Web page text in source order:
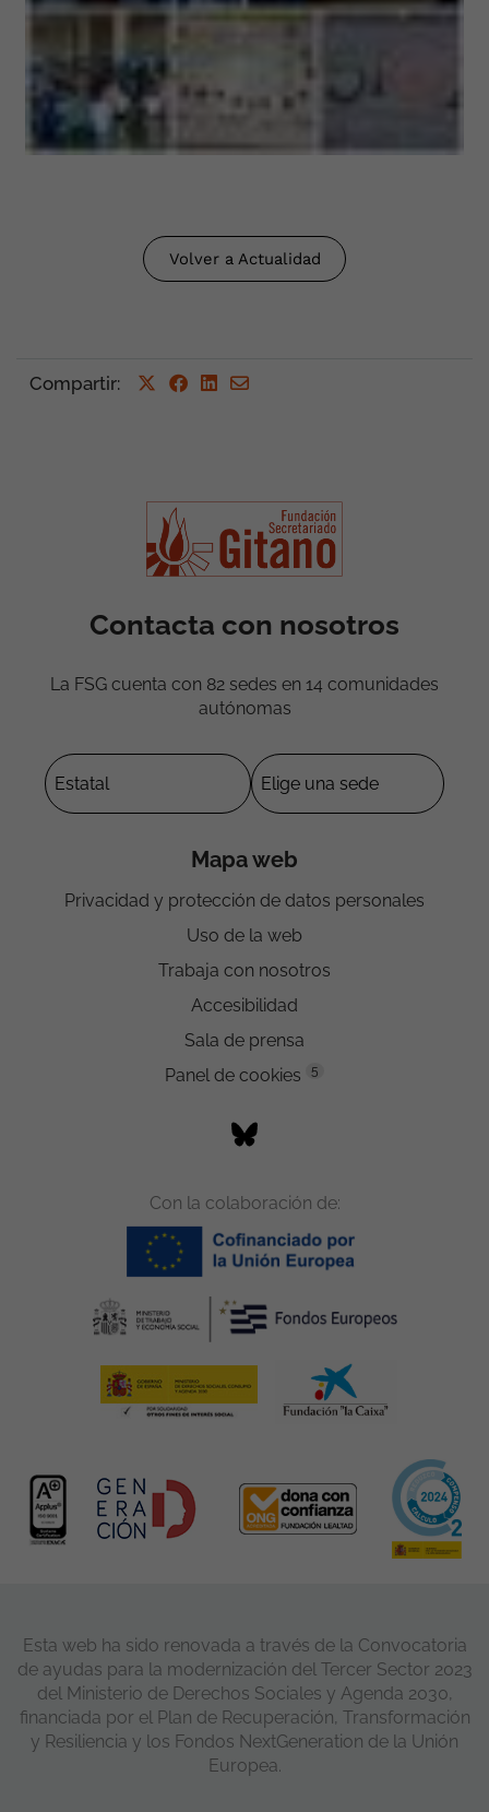
Volver a Actualidad
Compartir:
Contacta con nosotros
La FSG cuenta con 82 sedes en 14 comunidades
autónomas
Mapa web
Privacidad y protección de datos personales
Uso de la web
Trabaja con nosotros
Accesibilidad
Sala de prensa
Panel de cookies
5
Con la colaboración de:
Esta web ha sido renovada a través de la Convocatoria
de ayudas para la modernización del Tercer Sector 2023
del Ministerio de Derechos Sociales y Agenda 2030,
financiada por el Plan de Recuperación, Transformación
y Resiliencia y los Fondos NextGeneration de la Unión
Europea.